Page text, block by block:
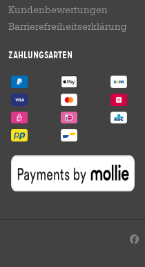
Kundenbewertungen
Barrierefreiheitserklärung
Zahlungsarten